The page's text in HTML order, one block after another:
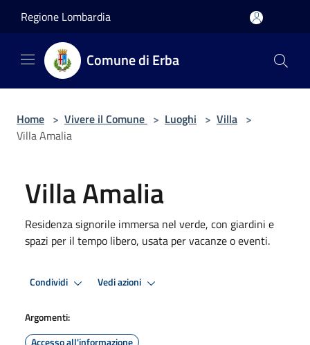
Regione Lombardia
Comune di Erba
Home > Vivere il Comune > Luoghi > Villa >
Villa Amalia
Villa Amalia
Residenza signorile immersa nel verde, con giardini e
spazi per il tempo libero, usata per vacanze o eventi.
Condividi Vedi azioni
Argomenti:
Accesso all'informazione